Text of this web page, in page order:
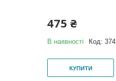
475 ₴
В наявності Код:374
КУПИТИ